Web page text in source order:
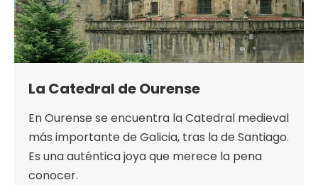
La Catedral de Ourense
En Ourense se encuentra la Catedral medieval
más importante de Galicia, tras la de Santiago.
Es una auténtica joya que merece la pena
conocer.